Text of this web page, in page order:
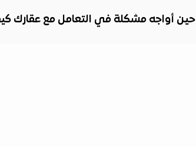
حين أواجه مشكلة في التعامل مع عقارك